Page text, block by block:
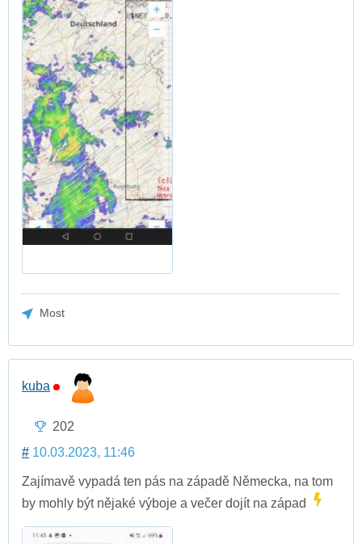
Most
kuba
202
# 10.03.2023, 11:46
Zajímavě vypadá ten pás na západě Německa, na tom
by mohly být nějaké výboje a večer dojít na západ